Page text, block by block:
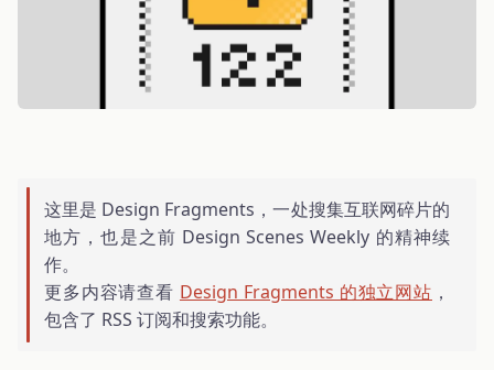
这里是 Design Fragments，一处搜集互联网碎片的
地方，也是之前 Design Scenes Weekly 的精神续
作。
更多内容请查看 Design Fragments 的独立网站 ，
包含了 RSS 订阅和搜索功能。